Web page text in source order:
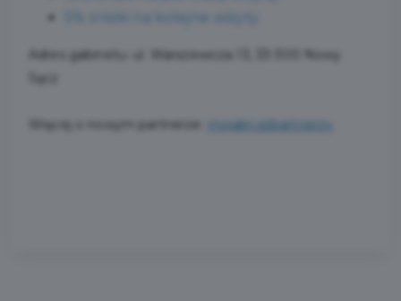
Adres gabinetu: ul. Warszewicza 13, 33-300 Nowy
Sącz
Więcej o nowym partnerze: mojakn.pl/partnerzy